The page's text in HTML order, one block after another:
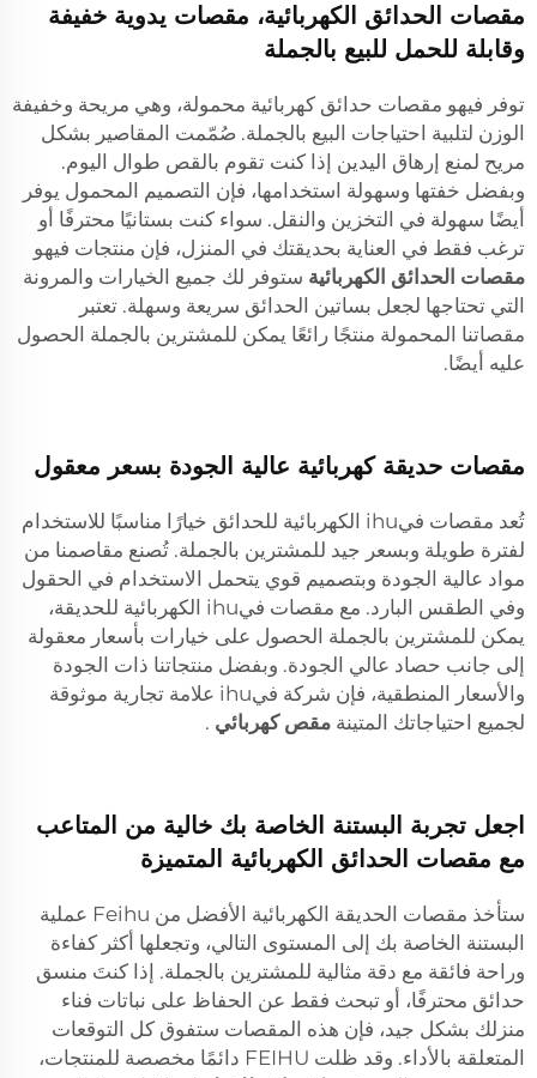
مقصات الحدائق الكهربائية، مقصات يدوية خفيفة
وقابلة للحمل للبيع بالجملة
توفر فيهو مقصات حدائق كهربائية محمولة، وهي مريحة وخفيفة
الوزن لتلبية احتياجات البيع بالجملة. صُمّمت المقاصير بشكل
مريح لمنع إرهاق اليدين إذا كنت تقوم بالقص طوال اليوم.
وبفضل خفتها وسهولة استخدامها، فإن التصميم المحمول يوفر
أيضًا سهولة في التخزين والنقل. سواء كنت بستانيًا محترفًا أو
ترغب فقط في العناية بحديقتك في المنزل، فإن منتجات فيهو
مقصات الحدائق الكهربائية ستوفر لك جميع الخيارات والمرونة
التي تحتاجها لجعل بساتين الحدائق سريعة وسهلة. تعتبر
مقصاتنا المحمولة منتجًا رائعًا يمكن للمشترين بالجملة الحصول
عليه أيضًا.
مقصات حديقة كهربائية عالية الجودة بسعر معقول
تُعد مقصات فيihu الكهربائية للحدائق خيارًا مناسبًا للاستخدام
لفترة طويلة وبسعر جيد للمشترين بالجملة. تُصنع مقاصمنا من
مواد عالية الجودة وبتصميم قوي يتحمل الاستخدام في الحقول
وفي الطقس البارد. مع مقصات فيihu الكهربائية للحديقة،
يمكن للمشترين بالجملة الحصول على خيارات بأسعار معقولة
إلى جانب حصاد عالي الجودة. وبفضل منتجاتنا ذات الجودة
والأسعار المنطقية، فإن شركة فيihu علامة تجارية موثوقة
لجميع احتياجاتك المتينة مقص كهربائي .
اجعل تجربة البستنة الخاصة بك خالية من المتاعب
مع مقصات الحدائق الكهربائية المتميزة
ستأخذ مقصات الحديقة الكهربائية الأفضل من Feihu عملية
البستنة الخاصة بك إلى المستوى التالي، وتجعلها أكثر كفاءة
وراحة فائقة مع دقة مثالية للمشترين بالجملة. إذا كنتَ منسق
حدائق محترفًا، أو تبحث فقط عن الحفاظ على نباتات فناء
منزلك بشكل جيد، فإن هذه المقصات ستفوق كل التوقعات
المتعلقة بالأداء. وقد ظلت FEIHU دائمًا مخصصة للمنتجات،